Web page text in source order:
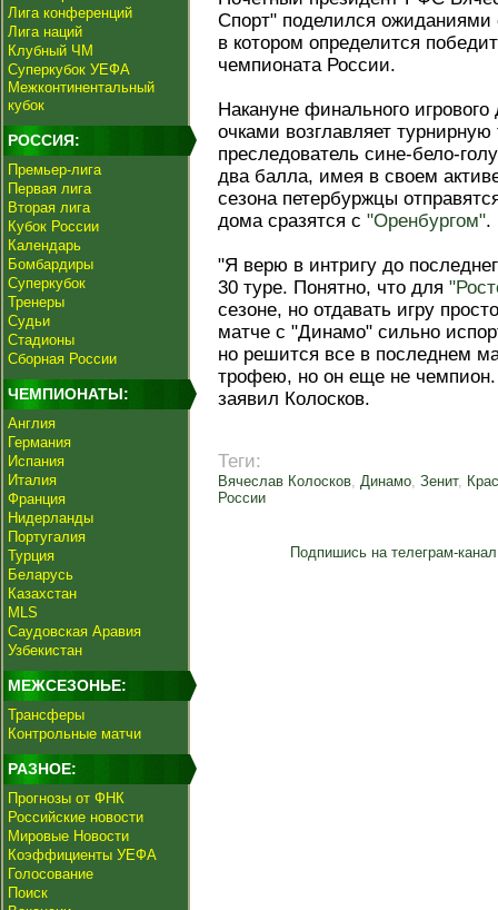
Лига конференций
Лига наций
Клубный ЧМ
Суперкубок УЕФА
Межконтинентальный
кубок
РОССИЯ:
Премьер-лига
Первая лига
Вторая лига
Кубок России
Календарь
Бомбардиры
Суперкубок
Тренеры
Судьи
Стадионы
Сборная России
ЧЕМПИОНАТЫ:
Англия
Германия
Испания
Италия
Франция
Нидерланды
Португалия
Турция
Беларусь
Казахстан
MLS
Саудовская Аравия
Узбекистан
МЕЖСЕЗОНЬЕ:
Трансферы
Контрольные матчи
РАЗНОЕ:
Прогнозы от ФНК
Российские новости
Мировые Новости
Коэффициенты УЕФА
Голосование
Поиск
Спорт" поделился ожиданиями
в котором определится
чемпионата России.
Накануне финального
очками возглавляет
преследователь сине-бело-
два балла, имея в своем
сезона петербуржцы
дома сразятся с "Оренбургом".
"Я верю в интригу до
30 туре. Понятно, что для
сезоне, но отдавать игру
матче с "Динамо" сильно
но решится все в последнем
трофею, но он еще не
заявил Колосков.
Теги:
Вячеслав Колосков, Динамо, Зенит,
России
Подпишись на телеграм-